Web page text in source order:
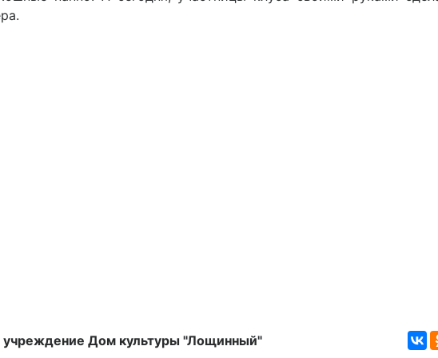
Дом культуры "Лощинный"